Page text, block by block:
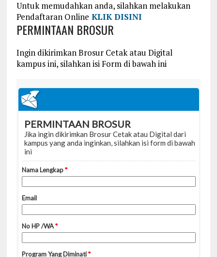
Untuk memudahkan anda, silahkan melakukan
Pendaftaran Online KLIK DISINI
PERMINTAAN BROSUR
Ingin dikirimkan Brosur Cetak atau Digital
kampus ini, silahkan isi Form di bawah ini